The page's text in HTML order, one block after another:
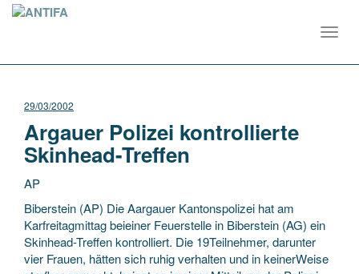
29/03/2002
Argauer Polizei kontrollierte
Skinhead-Treffen
AP
Biberstein (AP) Die Aargauer Kantonspolizei hat am
Karfreitagmittag beieiner Feuerstelle in Biberstein (AG) ein
Skinhead-Treffen kontrolliert. Die 19Teilnehmer, darunter
vier Frauen, hätten sich ruhig verhalten und in keinerWeise